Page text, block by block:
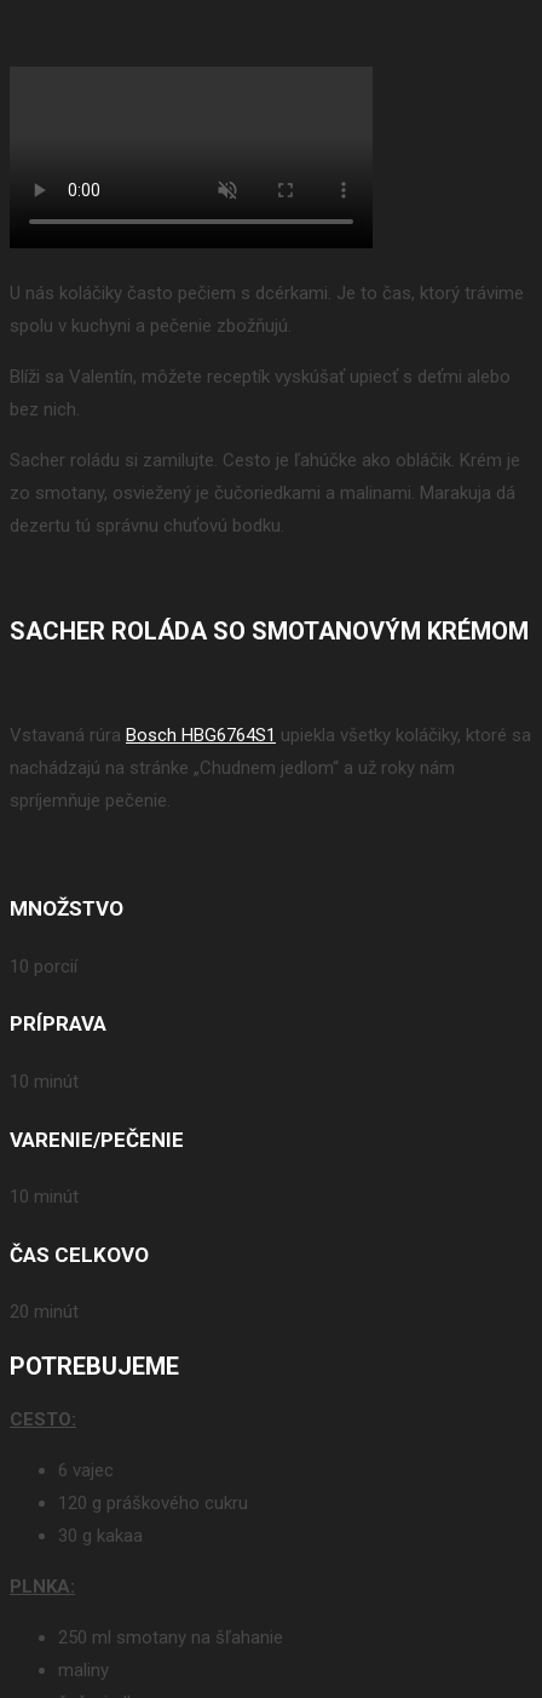
U nás koláčiky často pečiem s dcérkami. Je to čas, ktorý trávime
spolu v kuchyni a pečenie zbožňujú.
Blíži sa Valentín, môžete receptík vyskúšať upiecť s deťmi alebo
bez nich.
Sacher roládu si zamilujte. Cesto je ľahúčke ako obláčik. Krém je
zo smotany, osviežený je čučoriedkami a malinami. Marakuja dá
dezertu tú správnu chuťovú bodku.
SACHER ROLÁDA SO SMOTANOVÝM KRÉMOM
Vstavaná rúra Bosch HBG6764S1 upiekla všetky koláčiky, ktoré sa
nachádzajú na stránke „Chudnem jedlom“ a už roky nám
spríjemňuje pečenie.
MNOŽSTVO
10 porcií
PRÍPRAVA
10 minút
VARENIE/PEČENIE
10 minút
ČAS CELKOVO
20 minút
POTREBUJEME
CESTO:
6 vajec
120 g práškového cukru
30 g kakaa
PLNKA:
250 ml smotany na šľahanie
maliny